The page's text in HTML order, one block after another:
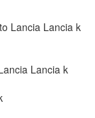
Lancia Lancia k
Lancia k